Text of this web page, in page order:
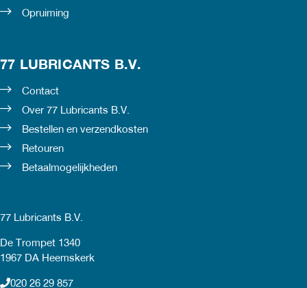
Opruiming
77 LUBRICANTS B.V.
Contact
Over 77 Lubricants B.V.
Bestellen en verzendkosten
Retouren
Betaalmogelijkheden
77 Lubricants B.V.
De Trompet 1340
1967 DA Heemskerk
020 26 29 857